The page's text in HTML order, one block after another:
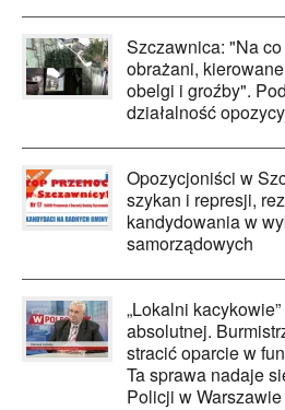
Szczawnica: "Na
obrażani,
obelgi i groźby".
działalność
Opozycjoniści w
szykan i represji,
kandydowania w
samorządowych
„Lokalni
absolutnej.
stracić oparcie w
Ta sprawa nadaje
Policji w Warszawie